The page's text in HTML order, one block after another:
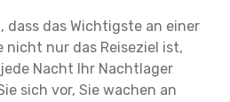
dass das Wichtigste an einer
nicht nur das Reiseziel ist,
Nacht Ihr Nachtlager
sich vor, Sie wachen an